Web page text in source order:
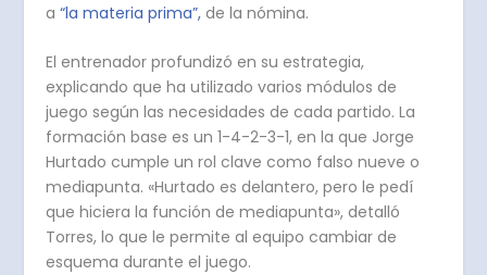
a“la materia prima”, de la nómina.
El entrenador profundizó en su estrategia,
explicando que ha utilizado varios módulos de
juego según las necesidades de cada partido. La
formación base es un 1-4-2-3-1, en la que Jorge
Hurtado cumple un rol clave como falso nueve o
mediapunta. «Hurtado es delantero, pero le pedí
que hiciera la función de mediapunta», detalló
Torres, lo que le permite al equipo cambiar de
esquema durante el juego.